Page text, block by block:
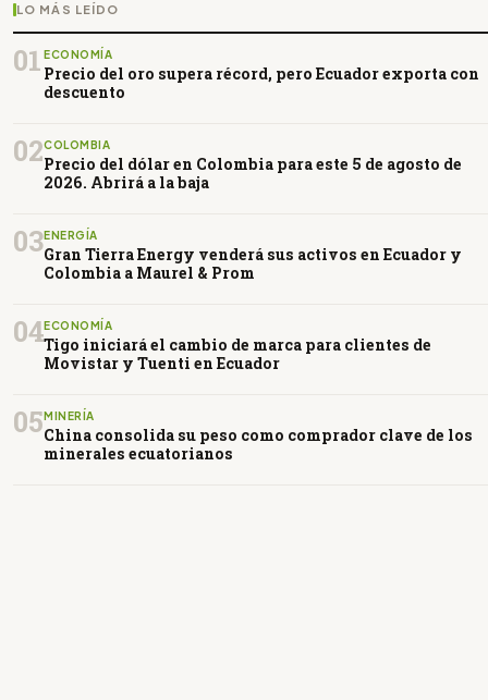
LO MÁS LEÍDO
01 ECONOMÍA
Precio del oro supera récord, pero Ecuador exporta con
descuento
02COLOMBIA
Precio del dólar en Colombia para este 5 de agosto de
2026. Abrirá a la baja
03ENERGÍA
Gran Tierra Energy venderá sus activos en Ecuador y
Colombia a Maurel & Prom
04ECONOMÍA
Tigo iniciará el cambio de marca para clientes de
Movistar y Tuenti en Ecuador
05MINERÍA
China consolida su peso como comprador clave de los
minerales ecuatorianos